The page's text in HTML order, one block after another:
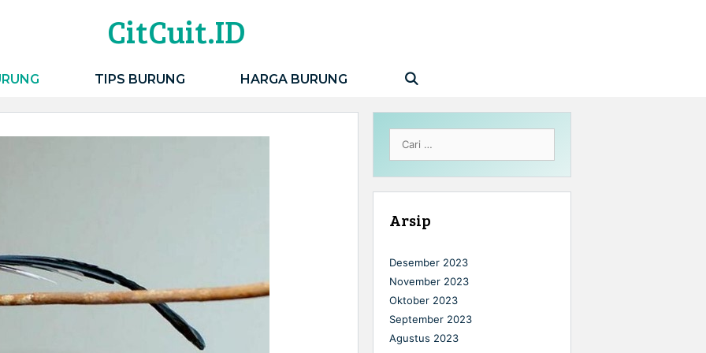
CitCuit.ID
TIPS BURUNG HARGA BURUNG
untuk:
Arsip
Desember 2023
November 2023
Oktober 2023
September 2023
Agustus 2023